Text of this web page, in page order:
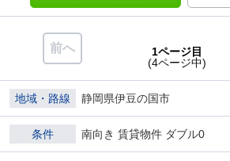
前へ
1ページ目
(4ページ中)
地域・路線 静岡県伊豆の国市
条件 南向き 賃貸物件 ダブル0